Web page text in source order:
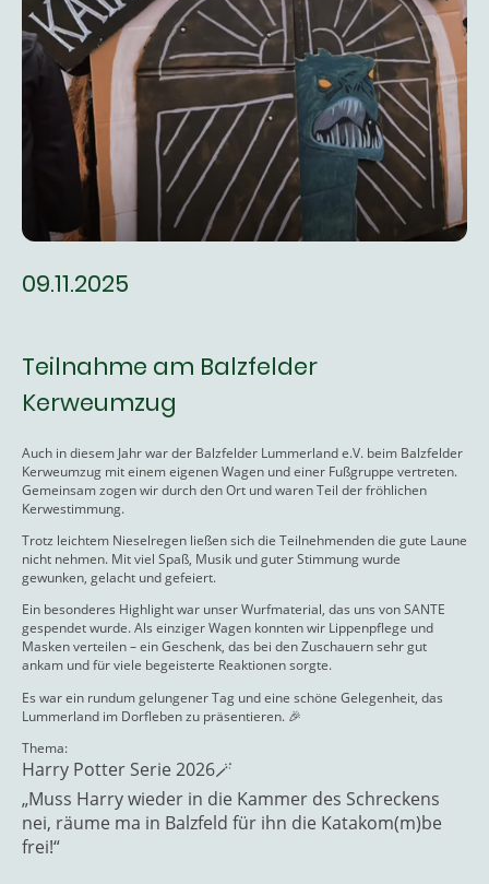
09.11.2025
Teilnahme am Balzfelder
Kerweumzug
Auch in diesem Jahr war der Balzfelder Lummerland e.V. beim Balzfelder
Kerweumzug mit einem eigenen Wagen und einer Fußgruppe vertreten.
Gemeinsam zogen wir durch den Ort und waren Teil der fröhlichen
Kerwestimmung.
Trotz leichtem Nieselregen ließen sich die Teilnehmenden die gute Laune
nicht nehmen. Mit viel Spaß, Musik und guter Stimmung wurde
gewunken, gelacht und gefeiert.
Ein besonderes Highlight war unser Wurfmaterial, das uns von SANTE
gespendet wurde. Als einziger Wagen konnten wir Lippenpflege und
Masken verteilen – ein Geschenk, das bei den Zuschauern sehr gut
ankam und für viele begeisterte Reaktionen sorgte.
Es war ein rundum gelungener Tag und eine schöne Gelegenheit, das
Lummerland im Dorfleben zu präsentieren. 🎉
Thema:
Harry Potter Serie 2026🪄
„Muss Harry wieder in die Kammer des Schreckens
nei, räume ma in Balzfeld für ihn die Katakom(m)be
frei!“